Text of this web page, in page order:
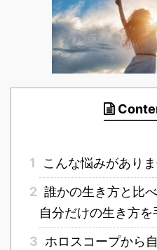
1
こんな悩みがあり
2 誰かの生き方と比
自分だけの生き方を
3 ホロスコープから